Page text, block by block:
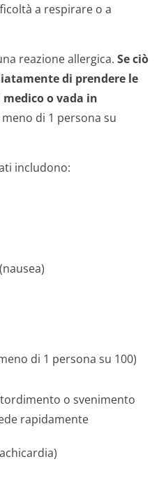
a respirare o a
reazione allergica. Se ciò
di prendere le
o vada in
meno di 1 persona su
includono:
di 1 persona su 100)
o svenimento
rapidamente